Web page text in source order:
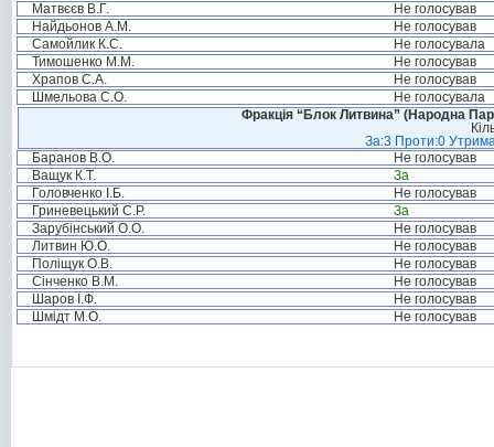
Матвєєв В.Г.
Не голосував
Найдьонов А.М.
Не голосував
Самойлик К.С.
Не голосувала
Тимошенко М.М.
Не голосував
Храпов С.А.
Не голосував
Шмельова С.О.
Не голосувала
Фракція “Блок Литвина” (Народна
За:3 Проти:0
Баранов В.О.
Не голосував
Ващук К.Т.
За
Головченко І.Б.
Не голосував
Гриневецький С.Р.
За
Зарубінський О.О.
Не голосував
Литвин Ю.О.
Не голосував
Поліщук О.В.
Не голосував
Сінченко В.М.
Не голосував
Шаров І.Ф.
Не голосував
Шмідт М.О.
Не голосував